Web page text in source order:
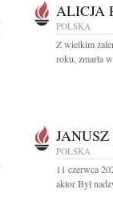
ALICJA
POLSKA
Z wielkim
roku, zmarła
POLSKA
11 czerwca
aktor Był